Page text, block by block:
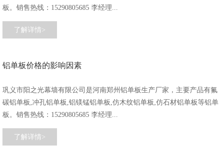
板。销售热线：15290805685 李经理...
了解详情>
铝单板价格的影响因素
巩义市阳之光幕墙有限公司是河南郑州铝单板生产厂家，主要产品有氟
碳铝单板,冲孔铝单板,铝镁锰铝单板,仿木纹铝单板,仿石材铝单板等铝单
板。销售热线：15290805685 李经理...
了解详情>